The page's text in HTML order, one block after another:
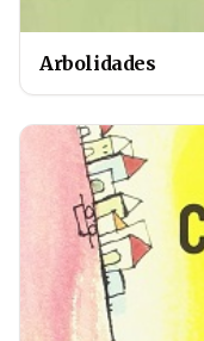
Arbolidades